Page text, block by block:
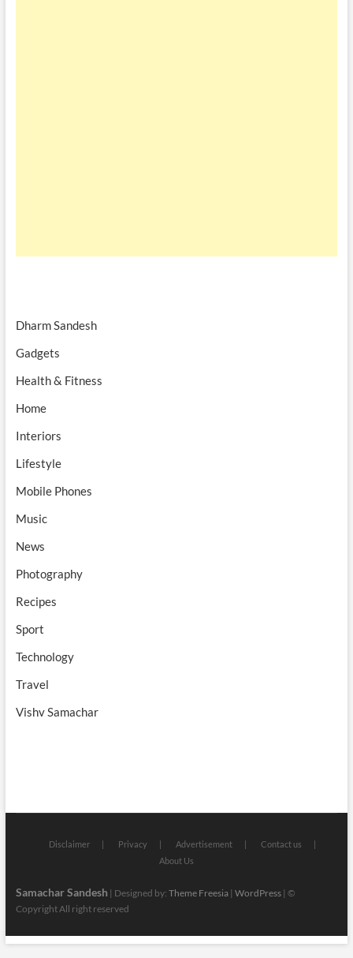
Dharm Sandesh
Gadgets
Health & Fitness
Home
Interiors
Lifestyle
Mobile Phones
Music
News
Photography
Recipes
Sport
Technology
Travel
Vishv Samachar
Disclaimer Privacy Advertisement
Contact us
About Us
Samachar Sandesh | Designed by: Theme Freesia| WordPress| ©
Copyright All right reserved